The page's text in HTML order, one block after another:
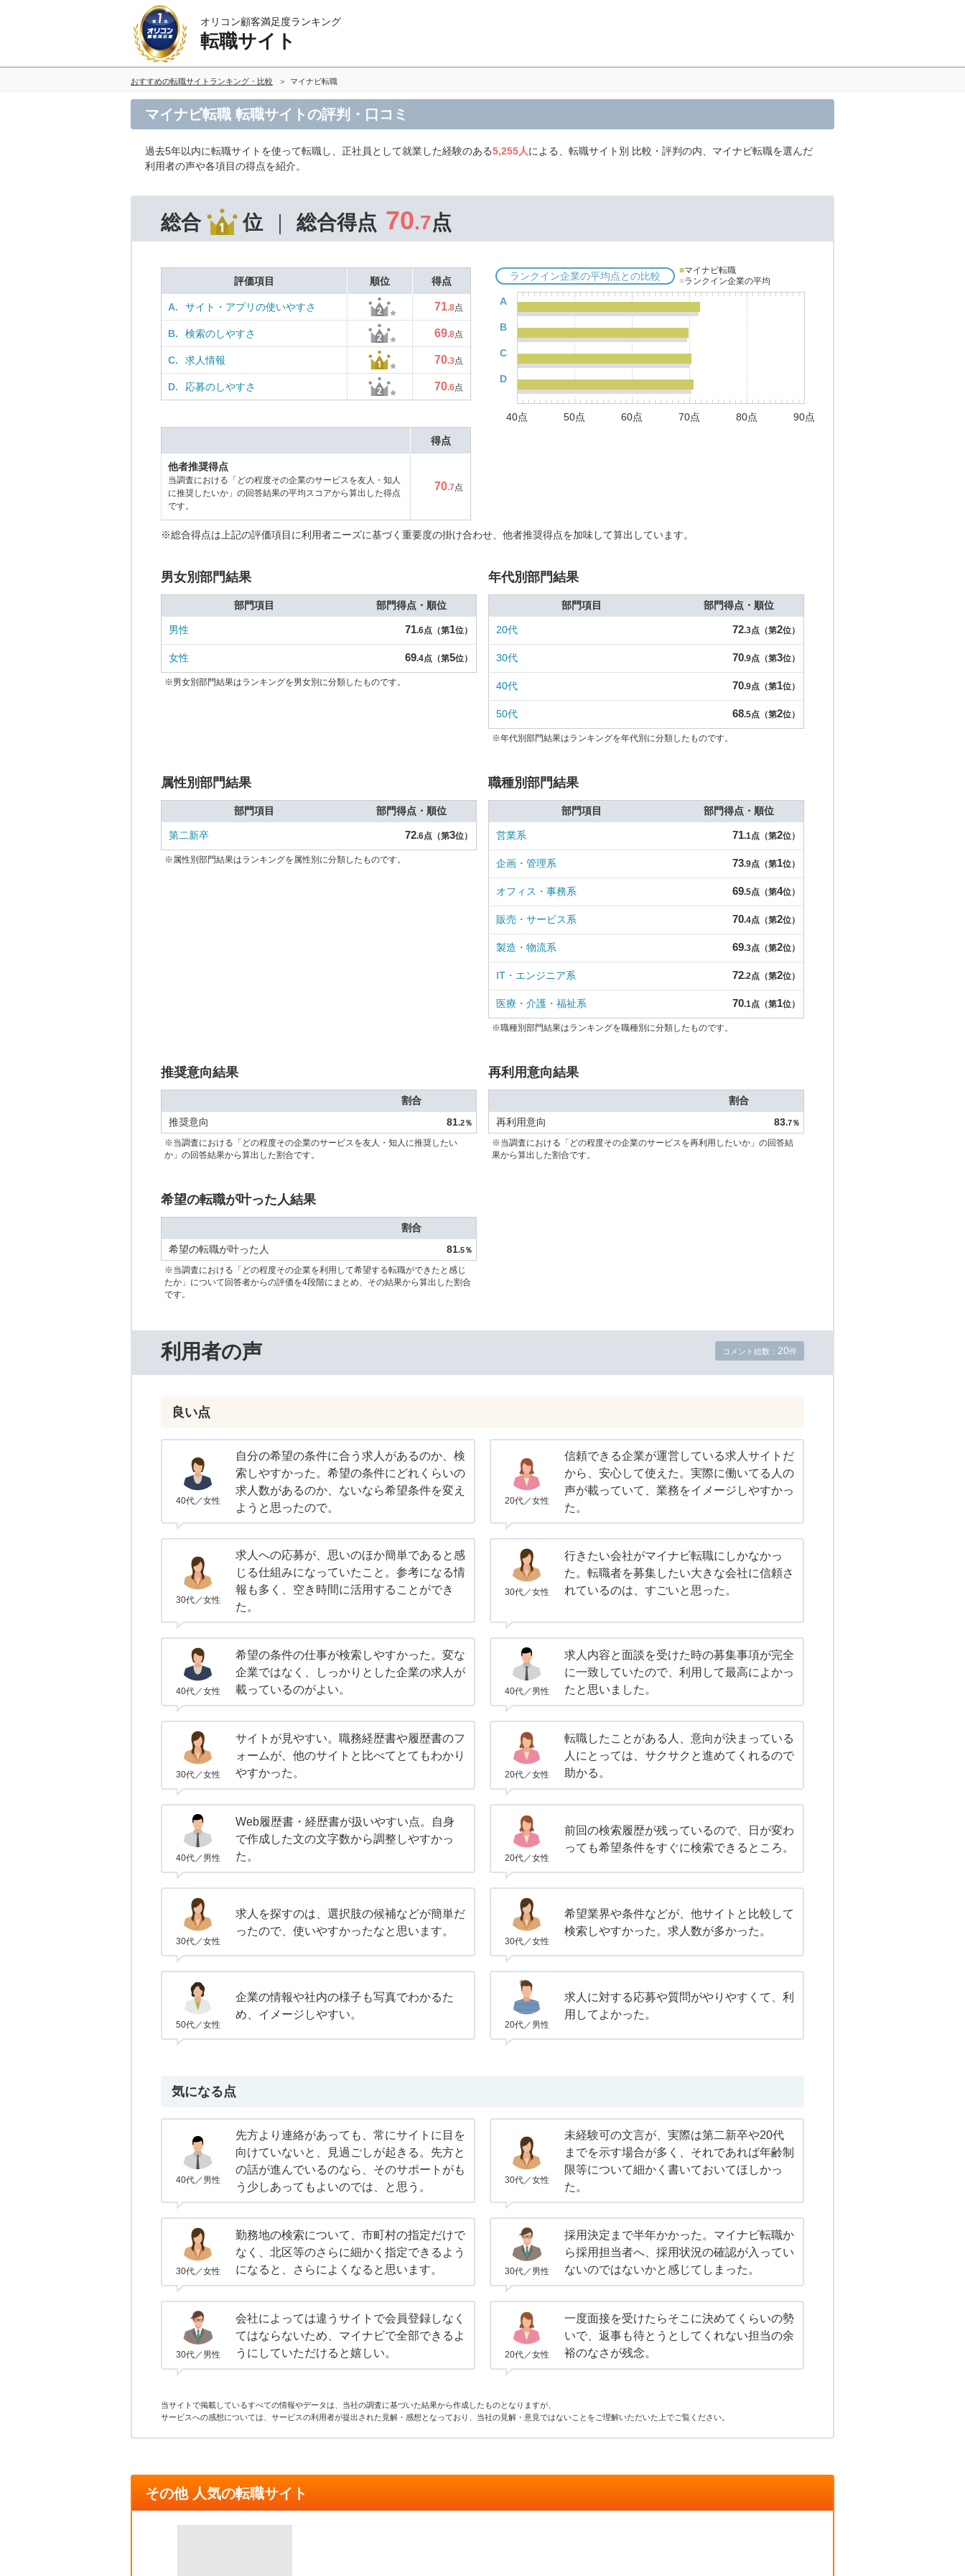
オリコン顧客満足度ランキング
転職サイト
おすすめの転職サイトランキング・比較 マイナビ転職
マイナビ転職 転職サイトの評判・口コミ
過去5年以内に転職サイトを使って転職し、正社員として就業した経験のある5,255人による、転職サイト別 比較・評判の内、マイナビ転職を選んだ
利用者の声や各項目の得点を紹介。
総合 位 総合得点 70.7点
評価項目 順位 得点
A. サイト・アプリの使いやすさ 71.8点
B. 検索のしやすさ 69.8点
C. 求人情報 70.3点
D. 応募のしやすさ 70.6点
ランクイン企業の平均点との比較 ■マイナビ転職
■ランクイン企業の平均
A
B
C
D
40点 50点 60点 70点 80点 90点
得点
他者推奨得点
当調査における「どの程度その企業のサービスを友人・知人
に推奨したいか」の回答結果の平均スコアから算出した得点
です。
70.7点
※総合得点は上記の評価項目に利用者ニーズに基づく重要度の掛け合わせ、他者推奨得点を加味して算出しています。
男女別部門結果
部門項目 部門得点・順位
男性 71.6点（第1位）
女性 69.4点（第5位）
※男女別部門結果はランキングを男女別に分類したものです。
年代別部門結果
部門項目 部門得点・順位
20代 72.3点（第2位）
30代 70.9点（第3位）
40代 70.9点（第1位）
50代 68.5点（第2位）
※年代別部門結果はランキングを年代別に分類したものです。
属性別部門結果
部門項目 部門得点・順位
第二新卒 72.6点（第3位）
※属性別部門結果はランキングを属性別に分類したものです。
職種別部門結果
部門項目 部門得点・順位
営業系 71.1点（第2位）
企画・管理系 73.9点（第1位）
オフィス・事務系 69.5点（第4位）
販売・サービス系 70.4点（第2位）
製造・物流系 69.3点（第2位）
IT・エンジニア系 72.2点（第2位）
医療・介護・福祉系 70.1点（第1位）
※職種別部門結果はランキングを職種別に分類したものです。
推奨意向結果
割合
推奨意向
81.2％
※当調査における「どの程度その企業のサービスを友人・知人に推奨したい
か」の回答結果から算出した割合です。
再利用意向結果
割合
再利用意向
83.7％
※当調査における「どの程度その企業のサービスを再利用したいか」の回答結
果から算出した割合です。
希望の転職が叶った人結果
割合
希望の転職が叶った人
81.5％
※当調査における「どの程度その企業を利用して希望する転職ができたと感じ
たか」について回答者からの評価を4段階にまとめ、その結果から算出した割合
です。
利用者の声 コメント総数： 20件
良い点
40代／女性
自分の希望の条件に合う求人があるのか、検
索しやすかった。希望の条件にどれくらいの
求人数があるのか、ないなら希望条件を変え
ようと思ったので。
20代／女性
信頼できる企業が運営している求人サイトだ
から、安心して使えた。実際に働いてる人の
声が載っていて、業務をイメージしやすかっ
た。
30代／女性
求人への応募が、思いのほか簡単であると感
じる仕組みになっていたこと。参考になる情
報も多く、空き時間に活用することができ
た。
30代／女性
行きたい会社がマイナビ転職にしかなかっ
た。転職者を募集したい大きな会社に信頼さ
れているのは、すごいと思った。
40代／女性
希望の条件の仕事が検索しやすかった。変な
企業ではなく、しっかりとした企業の求人が
載っているのがよい。
40代／男性
求人内容と面談を受けた時の募集事項が完全
に一致していたので、利用して最高によかっ
たと思いました。
30代／女性
サイトが見やすい。職務経歴書や履歴書のフ
ォームが、他のサイトと比べてとてもわかり
やすかった。
20代／女性
転職したことがある人、意向が決まっている
人にとっては、サクサクと進めてくれるので
助かる。
40代／男性
Web履歴書・経歴書が扱いやすい点。自身
で作成した文の文字数から調整しやすかっ
た。
20代／女性
前回の検索履歴が残っているので、日が変わ
っても希望条件をすぐに検索できるところ。
30代／女性
求人を探すのは、選択肢の候補などが簡単だ
ったので、使いやすかったなと思います。
30代／女性
希望業界や条件などが、他サイトと比較して
検索しやすかった。求人数が多かった。
50代／女性
企業の情報や社内の様子も写真でわかるた
め、イメージしやすい。
20代／男性
求人に対する応募や質問がやりやすくて、利
用してよかった。
気になる点
40代／男性
先方より連絡があっても、常にサイトに目を
向けていないと、見過ごしが起きる。先方と
の話が進んでいるのなら、そのサポートがも
う少しあってもよいのでは、と思う。
30代／女性
未経験可の文言が、実際は第二新卒や20代
までを示す場合が多く、それであれば年齢制
限等について細かく書いておいてほしかっ
た。
30代／女性
勤務地の検索について、市町村の指定だけで
なく、北区等のさらに細かく指定できるよう
になると、さらによくなると思います。
30代／男性
採用決定まで半年かかった。マイナビ転職か
ら採用担当者へ、採用状況の確認が入ってい
ないのではないかと感じてしまった。
30代／男性
会社によっては違うサイトで会員登録しなく
てはならないため、マイナビで全部できるよ
うにしていただけると嬉しい。
20代／女性
一度面接を受けたらそこに決めてくらいの勢
いで、返事も待とうとしてくれない担当の余
裕のなさが残念。
当サイトで掲載しているすべての情報やデータは、当社の調査に基づいた結果から作成したものとなりますが、
サービスへの感想については、サービスの利用者が提出された見解・感想となっており、当社の見解・意見ではないことをご理解いただいた上でご覧ください。
その他 人気の転職サイト